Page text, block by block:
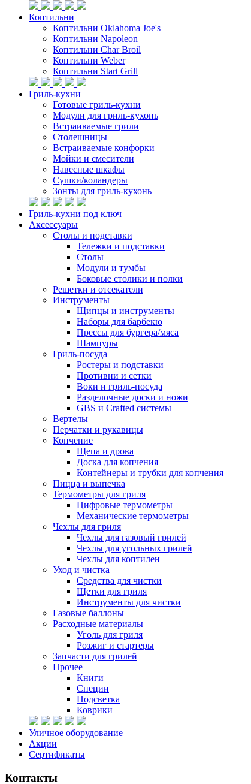
Коптильни
Коптильни Oklahoma Joe's
Коптильни Napoleon
Коптильни Char Broil
Коптильни Weber
Коптильни Start Grill
Гриль-кухни
Готовые гриль-кухни
Модули для гриль-кухонь
Встраиваемые грили
Столешницы
Встраиваемые конфорки
Мойки и смесители
Навесные шкафы
Сушки/коландеры
Зонты для гриль-кухонь
Гриль-кухни под ключ
Аксессуары
Столы и подставки
Тележки и подставки
Столы
Модули и тумбы
Боковые столики и полки
Решетки и отсекатели
Инструменты
Щипцы и инструменты
Наборы для барбекю
Прессы для бургера/мяса
Шампуры
Гриль-посуда
Ростеры и подставки
Противни и сетки
Воки и гриль-посуда
Разделочные доски и ножи
GBS и Crafted системы
Вертелы
Перчатки и рукавицы
Копчение
Щепа и дрова
Доска для копчения
Контейнеры и трубки для копчения
Пицца и выпечка
Термометры для гриля
Цифровые термометры
Механические термометры
Чехлы для гриля
Чехлы для газовый грилей
Чехлы для угольных грилей
Чехлы для коптилен
Уход и чистка
Средства для чистки
Щетки для гриля
Инструменты для чистки
Газовые баллоны
Расходные материалы
Уголь для гриля
Розжиг и стартеры
Запчасти для грилей
Прочее
Книги
Специи
Подсветка
Коврики
Уличное оборудование
Акции
Сертификаты
Контакты